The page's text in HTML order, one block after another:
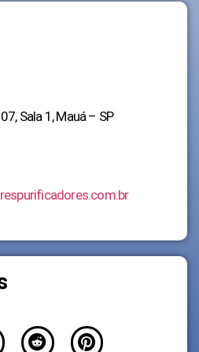
Sala 1, Mauá – SP